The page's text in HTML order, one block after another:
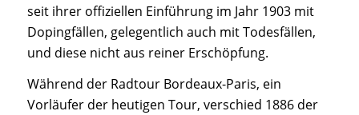
seit ihrer offiziellen Einführung im Jahr 1903 mit
Dopingfällen, gelegentlich auch mit Todesfällen,
und diese nicht aus reiner Erschöpfung.
Während der Radtour Bordeaux-Paris, ein
Vorläufer der heutigen Tour, verschied 1886 der